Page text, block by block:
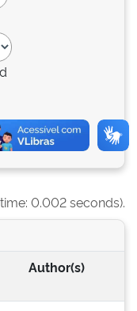
0.002 seconds).
Author(s)